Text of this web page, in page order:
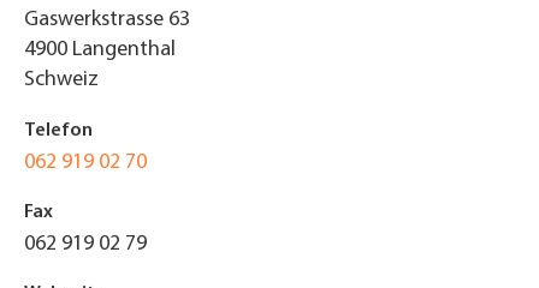
Gaswerkstrasse 63
4900 Langenthal
Schweiz
Telefon
062 919 02 70
Fax
062 919 02 79